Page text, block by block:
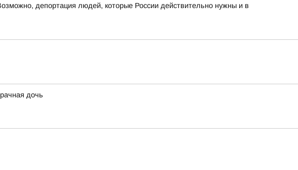
депортация людей, которые России действительно нужны и в
дочь